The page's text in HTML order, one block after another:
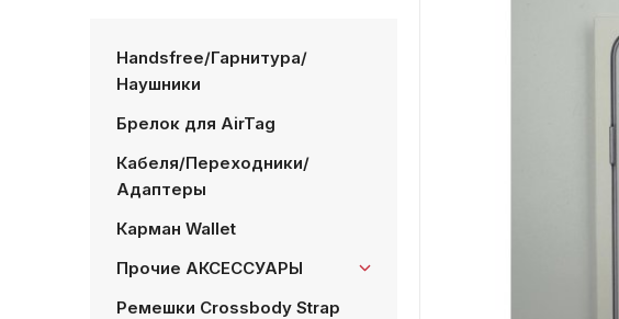
Handsfree/Гарнитура/
Наушники
Брелок для AirTag
Кабеля/Переходники/
Адаптеры
Карман Wallet
Прочие АКСЕССУАРЫ
Ремешки Crossbody Strap